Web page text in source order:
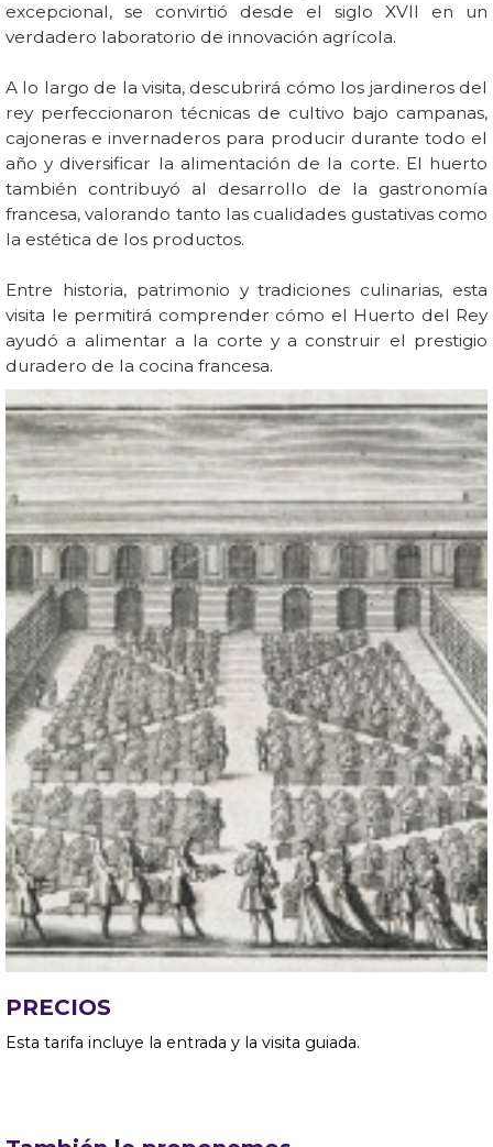
excepcional, se convirtió desde el siglo XVII en un
verdadero laboratorio de innovación agrícola.
A lo largo de la visita, descubrirá cómo los jardineros del
rey perfeccionaron técnicas de cultivo bajo campanas,
cajoneras e invernaderos para producir durante todo el
año y diversificar la alimentación de la corte. El huerto
también contribuyó al desarrollo de la gastronomía
francesa, valorando tanto las cualidades gustativas como
la estética de los productos.
Entre historia, patrimonio y tradiciones culinarias, esta
visita le permitirá comprender cómo el Huerto del Rey
ayudó a alimentar a la corte y a construir el prestigio
duradero de la cocina francesa.
PRECIOS
Esta tarifa incluye la entrada y la visita guiada.